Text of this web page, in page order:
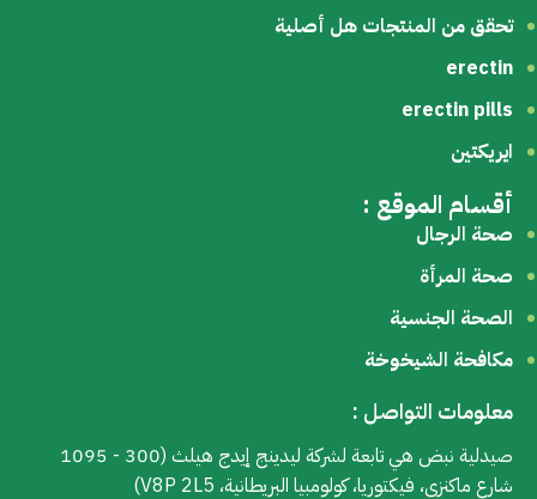
تحقق من المنتجات هل أصلية
erectin
erectin pills
ايريكتين
أقسام الموقع :
صحة الرجال
صحة المرأة
الصحة الجنسية
مكافحة الشيخوخة
معلومات التواصل :
صيدلية نبض هي تابعة لشركة ليدينج إيدج هيلث (300 - 1095
شارع ماكنزي، فيكتوريا، كولومبيا البريطانية، V8P 2L5)